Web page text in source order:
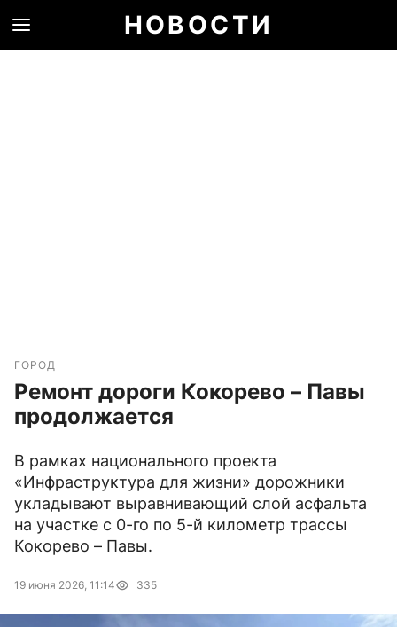
НОВОСТИ
ГОРОД
Ремонт дороги Кокорево – Павы
продолжается
В рамках национального проекта
«Инфраструктура для жизни» дорожники
укладывают выравнивающий слой асфальта
на участке с 0-го по 5-й километр трассы
Кокорево – Павы.
19 июня 2026, 11:14 335